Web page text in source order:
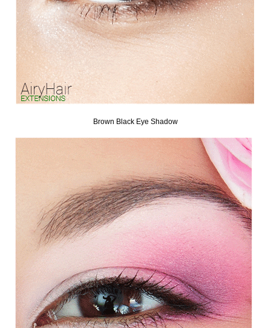
Brown Black Eye Shadow